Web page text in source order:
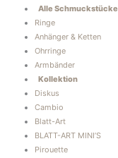
Alle Schmuckstücke
Ringe
Anhänger & Ketten
Ohrringe
Armbänder
Kollektion
Diskus
Cambio
Blatt-Art
BLATT-ART MINI’S
Pirouette